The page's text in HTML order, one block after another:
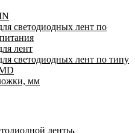
светодиодных лент по
лент
светодиодных лент по типу
мм
ленты